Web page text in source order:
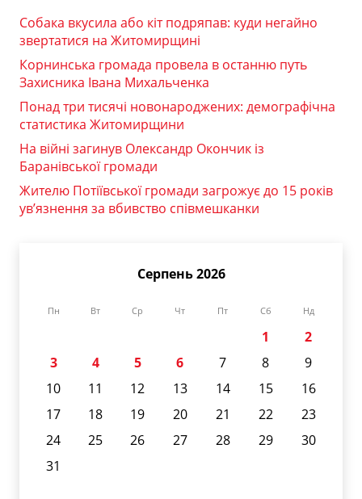
Собака вкусила або кіт подряпав: куди негайно
звертатися на Житомирщині
Корнинська громада провела в останню путь
Захисника Івана Михальченка
Понад три тисячі новонароджених: демографічна
статистика Житомирщини
На війні загинув Олександр Окончик із
Баранівської громади
Жителю Потіївської громади загрожує до 15 років
ув’язнення за вбивство співмешканки
Серпень 2026
Пн Вт Ср Чт Пт Сб Нд
1
2
3
4 5 6 7 8
9
10
11 12 13 14 15
16
17
18 19 20 21 22
23
24
25 26 27 28 29
30
31